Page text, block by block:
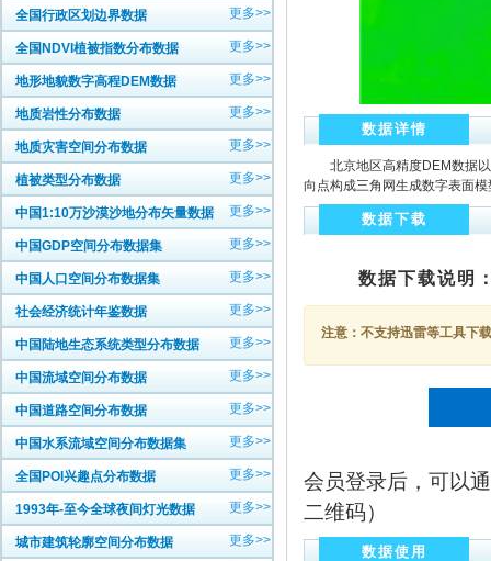
全国行政区划边界数据 更多>>
全国NDVI植被指数分布数据 更多>>
地形地貌数字高程DEM数据 更多>>
地质岩性分布数据 更多>>
地质灾害空间分布数据 更多>>
植被类型分布数据 更多>>
中国1:10万沙漠沙地分布矢量数据 更多>>
中国GDP空间分布数据集 更多>>
中国人口空间分布数据集 更多>>
社会经济统计年鉴数据 更多>>
中国陆地生态系统类型分布数据 更多>>
中国流域空间分布数据 更多>>
中国道路空间分布数据 更多>>
中国水系流域空间分布数据集 更多>>
全国POI兴趣点分布数据 更多>>
1993年-至今全球夜间灯光数据 更多>>
城市建筑轮廓空间分布数据 更多>>
数据详情
北京地区高精度DEM数据以
向点构成三角网生成数字表面
数据下载
数据下载说明
注意：不支持迅雷等工具下
会员登录后，可以
二维码）
数据使用